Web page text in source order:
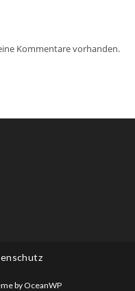
Kommentare vorhanden.
by OceanWP